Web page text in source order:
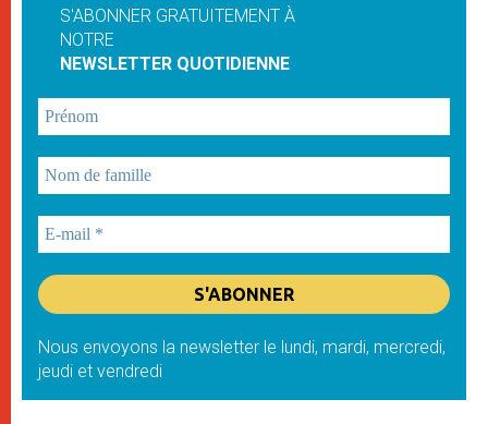
S'ABONNER GRATUITEMENT À
NOTRE
NEWSLETTER QUOTIDIENNE
Nous envoyons la newsletter le lundi, mardi, mercredi,
jeudi et vendredi